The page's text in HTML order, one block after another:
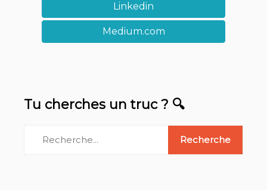
Linkedin
Medium.com
Tu cherches un truc ? 🔍